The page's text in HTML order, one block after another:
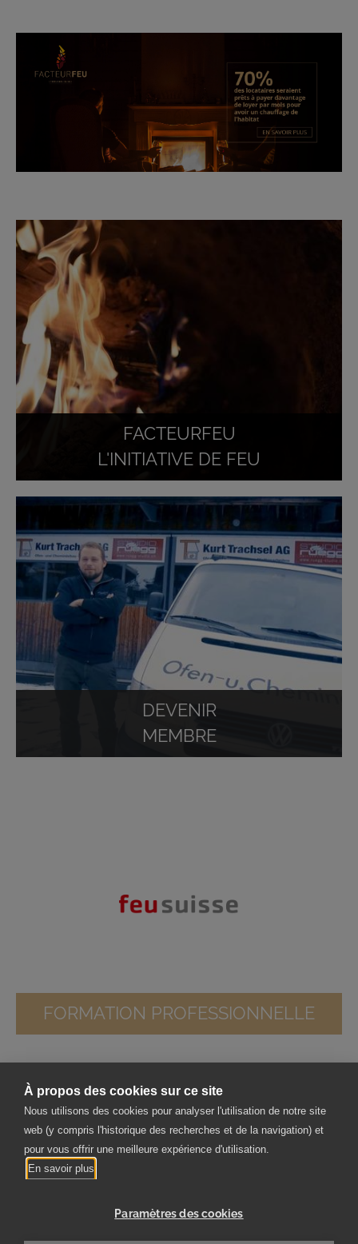
À propos des cookies sur ce site
Nous utilisons des cookies pour analyser l'utilisation de notre site
web (y compris l'historique des recherches et de la navigation) et
pour vous offrir une meilleure expérience d'utilisation.
En savoir plus
Paramètres des cookies
FACTEURFEU
L'INITIATIVE DE FEU
DEVENIR
MEMBRE
FORMATION PROFESSIONNELLE
Verband für Wohnraumfeuerungen, Plattenbeläge und
Abgassysteme
Froburgstrasse 266
4634 Wisen